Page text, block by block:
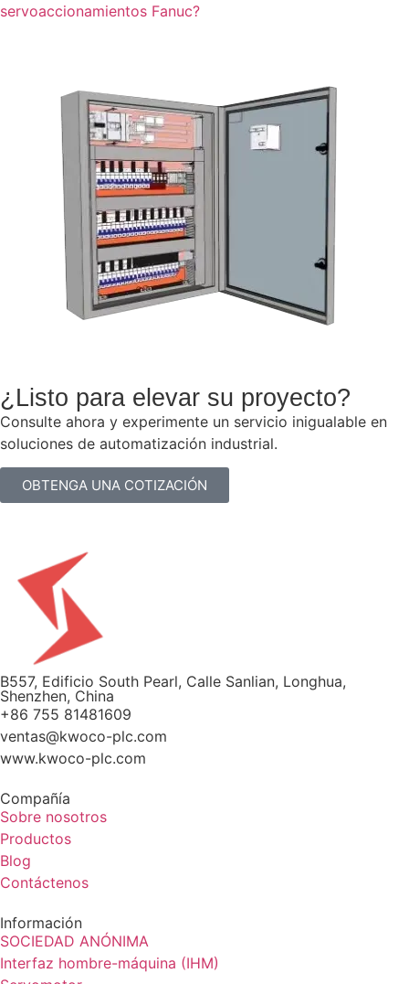
servoaccionamientos Fanuc?
¿Listo para elevar su proyecto?
Consulte ahora y experimente un servicio inigualable en
soluciones de automatización industrial.
OBTENGA UNA COTIZACIÓN
B557, Edificio South Pearl, Calle Sanlian, Longhua,
Shenzhen, China
+86 755 81481609
ventas@kwoco-plc.com
www.kwoco-plc.com
Compañía
Sobre nosotros
Productos
Blog
Contáctenos
Información
SOCIEDAD ANÓNIMA
Interfaz hombre-máquina (IHM)